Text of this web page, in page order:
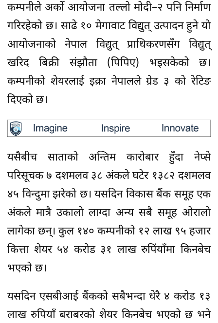
कम्पनीले अर्को आयोजना तल्लो मोदी–२ पनि निर्माण
गरिरहेको छ। साढे १० मेगावाट विद्युत् उत्पादन हुने यो
आयोजनाको नेपाल विद्युत् प्राधिकरणसँग विद्युत्
खरिद बिक्री संझौता (पिपिए) भइसकेको छ।
कम्पनीको शेयरलाई इक्रा नेपालले ग्रेड ३ को रेटिङ
दिएको छ।
यसैबीच साताको अन्तिम कारोबार हुँदा नेप्से
परिसूचक ७ दशमलव ३८ अंकले घटेर १३८२ दशमलव
४५ विन्दुमा झरेको छ। यसदिन विकास बैंक समूह एक
अंकले मात्रै उकालो लाग्दा अन्य सबै समूह ओरालो
लागेका छन्। कुल १४० कम्पनीको १२ लाख ९५ हजार
कित्ता शेयर ५४ करोड ३१ लाख रुपिंयाँमा किनबेच
भएको छ।
यसदिन एसबीआई बैंकको सबैभन्दा धेरै ४ करोड १३
लाख रुपियाँ बराबरको शेयर किनबेच भएको छ भने